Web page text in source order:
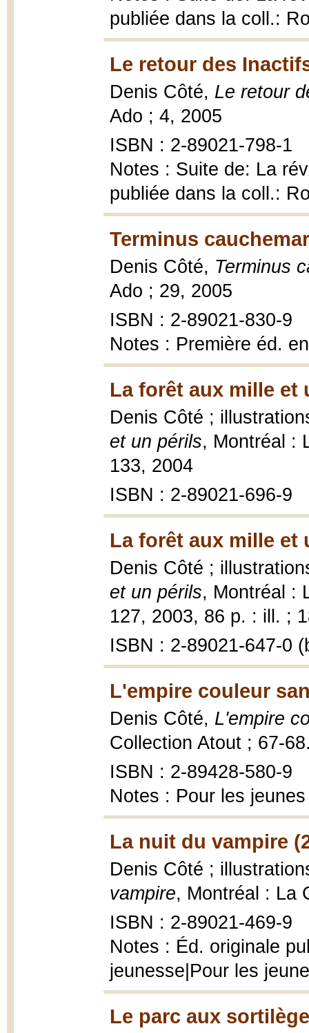
publiée dans la coll.:
Le retour des
Denis Côté, Le retour
Ado ; 4, 2005
ISBN : 2-89021-798-1
Notes : Suite de: La
publiée dans la coll.:
Terminus
Denis Côté, Terminus
Ado ; 29, 2005
ISBN : 2-89021-830-9
Notes : Première éd.
La forêt aux mille et
Denis Côté ;
et un périls, Montréal :
133, 2004
ISBN : 2-89021-696-9
La forêt aux mille et
Denis Côté ;
et un périls, Montréal :
127, 2003, 86 p. : ill. ;
ISBN : 2-89021-647-0
L'empire couleur
Denis Côté, L'empire
Collection Atout ; 67-
ISBN : 2-89428-580-9
Notes : Pour les
La nuit du vampire
Denis Côté ;
vampire, Montréal : La
ISBN : 2-89021-469-9
Notes : Éd. originale
jeunesse|Pour les
Le parc aux